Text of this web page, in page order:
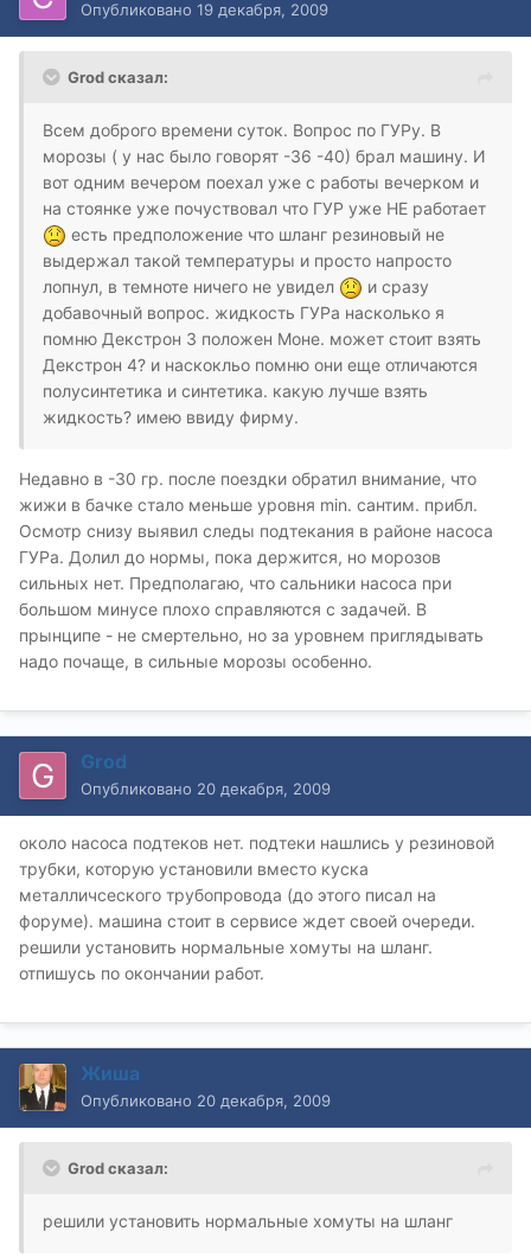
Опубликовано 19 декабря, 2009
Grod сказал:
Всем доброго времени суток. Вопрос по ГУРу. В
морозы ( у нас было говорят -36 -40) брал машину. И
вот одним вечером поехал уже с работы вечерком и
на стоянке уже почуствовал что ГУР уже НЕ работает
есть предположение что шланг резиновый не
выдержал такой температуры и просто напросто
лопнул, в темноте ничего не увидел
и сразу
добавочный вопрос. жидкость ГУРа насколько я
помню Декстрон 3 положен Моне. может стоит взять
Декстрон 4? и наскокльо помню они еще отличаются
полусинтетика и синтетика. какую лучше взять
жидкость? имею ввиду фирму.
Недавно в -30 гр. после поездки обратил внимание, что
жижи в бачке стало меньше уровня min. сантим. прибл.
Осмотр снизу выявил следы подтекания в районе насоса
ГУРа. Долил до нормы, пока держится, но морозов
сильных нет. Предполагаю, что сальники насоса при
большом минусе плохо справляются с задачей. В
прынципе - не смертельно, но за уровнем приглядывать
надо почаще, в сильные морозы особенно.
Grod
Опубликовано 20 декабря, 2009
около насоса подтеков нет. подтеки нашлись у резиновой
трубки, которую установили вместо куска
металличсеского трубопровода (до этого писал на
форуме). машина стоит в сервисе ждет своей очереди.
решили установить нормальные хомуты на шланг.
отпишусь по окончании работ.
Жиша
Опубликовано 20 декабря, 2009
Grod сказал:
решили установить нормальные хомуты на шланг